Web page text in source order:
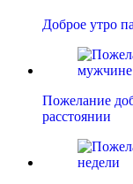
Доброе утро
Пожелание
расстоянии